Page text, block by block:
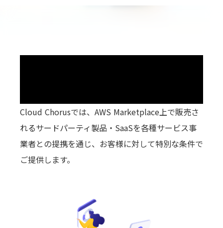
Cloud Chorusでは、AWS Marketplace上で販売さ
れるサードパーティ製品・SaaSを各種サービス事
業者との提携を通じ、お客様に対して特別な条件で
ご提供します。